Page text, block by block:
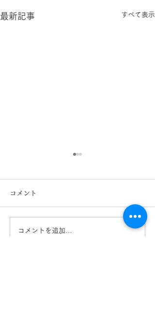
最新記事 すべて表示
COACH コーチ
コメント
コメントを追加…